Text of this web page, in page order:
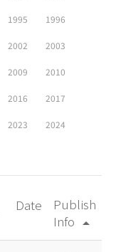
1995 1996
2002 2003
2009 2010
2016 2017
2023 2024
Date
Publish
Info arrow_drop_up